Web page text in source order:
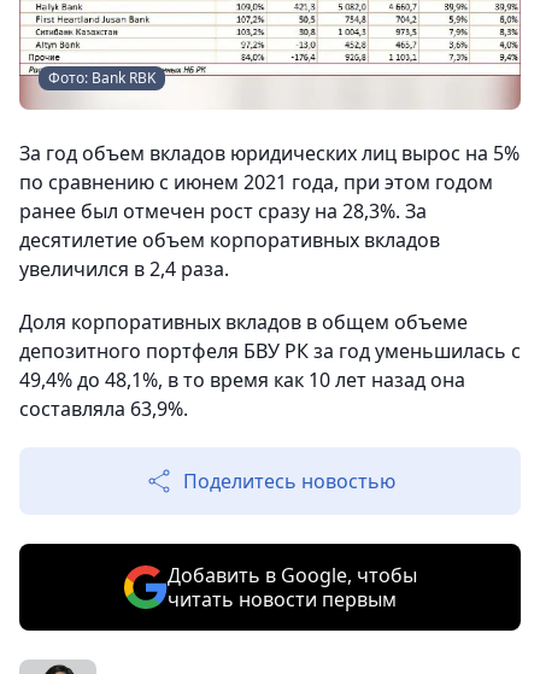
Фото: Bank RBK
За год объем вкладов юридических лиц вырос на 5%
по сравнению с июнем 2021 года, при этом годом
ранее был отмечен рост сразу на 28,3%. За
десятилетие объем корпоративных вкладов
увеличился в 2,4 раза.
Доля корпоративных вкладов в общем объеме
депозитного портфеля БВУ РК за год уменьшилась с
49,4% до 48,1%, в то время как 10 лет назад она
составляла 63,9%.
Поделитесь новостью
Добавить в Google, чтобы
читать новости первым